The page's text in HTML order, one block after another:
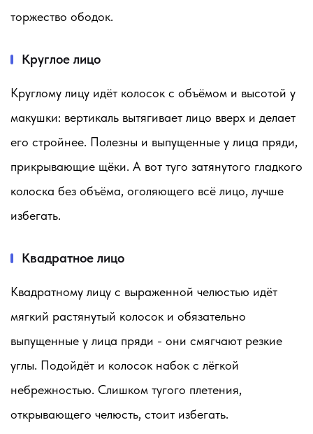
торжество ободок.
Круглое лицо
Круглому лицу идёт колосок с объёмом и высотой у
макушки: вертикаль вытягивает лицо вверх и делает
его стройнее. Полезны и выпущенные у лица пряди,
прикрывающие щёки. А вот туго затянутого гладкого
колоска без объёма, оголяющего всё лицо, лучше
избегать.
Квадратное лицо
Квадратному лицу с выраженной челюстью идёт
мягкий растянутый колосок и обязательно
выпущенные у лица пряди - они смягчают резкие
углы. Подойдёт и колосок набок с лёгкой
небрежностью. Слишком тугого плетения,
открывающего челюсть, стоит избегать.